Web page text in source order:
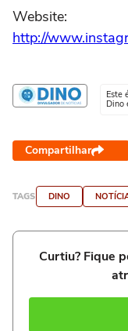
Website:
http://
Este
Dino
Compartilhar
TAGS DINO
Curtiu? Fique